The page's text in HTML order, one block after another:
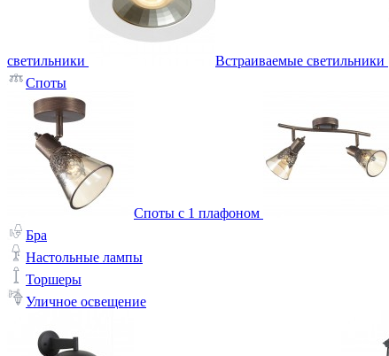
светильники Встраиваемые светильники
Споты
Споты с 1 плафоном
Бра
Настольные лампы
Торшеры
Уличное освещение